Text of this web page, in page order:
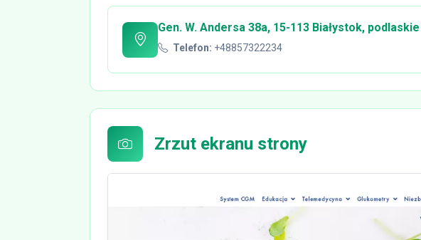
Gen. W. Andersa 38a, 15-113 Białystok, podlaskie
Telefon: +48857322234
Zrzut ekranu strony